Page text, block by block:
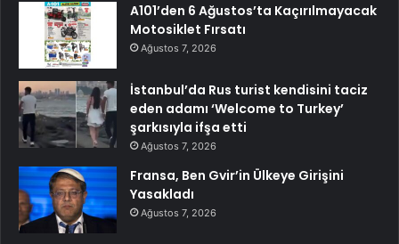
A101’den 6 Ağustos’ta Kaçırılmayacak
Motosiklet Fırsatı
Ağustos 7, 2026
İstanbul’da Rus turist kendisini taciz
eden adamı ‘Welcome to Turkey’
şarkısıyla ifşa etti
Ağustos 7, 2026
Fransa, Ben Gvir’in Ülkeye Girişini
Yasakladı
Ağustos 7, 2026